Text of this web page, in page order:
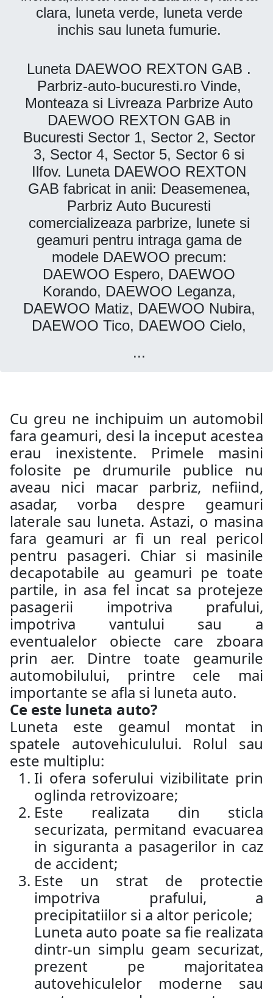
clara, luneta verde, luneta verde
inchis sau luneta fumurie.
Luneta DAEWOO REXTON GAB .
Parbriz-auto-bucuresti.ro Vinde,
Monteaza si Livreaza Parbrize Auto
DAEWOO REXTON GAB in
Bucuresti Sector 1, Sector 2, Sector
3, Sector 4, Sector 5, Sector 6 si
Ilfov. Luneta DAEWOO REXTON
GAB fabricat in anii: Deasemenea,
Parbriz Auto Bucuresti
comercializeaza parbrize, lunete si
geamuri pentru intraga gama de
modele DAEWOO precum:
DAEWOO Espero, DAEWOO
Korando, DAEWOO Leganza,
DAEWOO Matiz, DAEWOO Nubira,
DAEWOO Tico, DAEWOO Cielo,
...
Cu greu ne inchipuim un automobil
fara geamuri, desi la inceput acestea
erau inexistente. Primele masini
folosite pe drumurile publice nu
aveau nici macar parbriz, nefiind,
asadar, vorba despre geamuri
laterale sau luneta. Astazi, o masina
fara geamuri ar fi un real pericol
pentru pasageri. Chiar si masinile
decapotabile au geamuri pe toate
partile, in asa fel incat sa protejeze
pasagerii impotriva prafului,
impotriva vantului sau a
eventualelor obiecte care zboara
prin aer. Dintre toate geamurile
automobilului, printre cele mai
importante se afla si luneta auto.
Ce este luneta auto?
Luneta este geamul montat in
spatele autovehiculului. Rolul sau
este multiplu:
Ii ofera soferului vizibilitate prin
oglinda retrovizoare;
Este realizata din sticla
securizata, permitand evacuarea
in siguranta a pasagerilor in caz
de accident;
Este un strat de protectie
impotriva prafului, a
precipitatiilor si a altor pericole;
Luneta auto poate sa fie realizata
dintr-un simplu geam securizat,
prezent pe majoritatea
autovehiculelor moderne sau